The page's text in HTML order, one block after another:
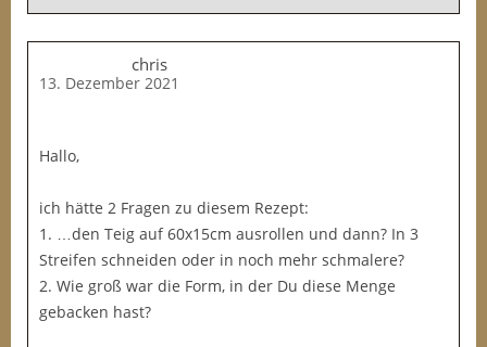
chris
13. Dezember 2021
Hallo,
ich hätte 2 Fragen zu diesem Rezept:
1. …den Teig auf 60x15cm ausrollen und dann? In 3
Streifen schneiden oder in noch mehr schmalere?
2. Wie groß war die Form, in der Du diese Menge
gebacken hast?